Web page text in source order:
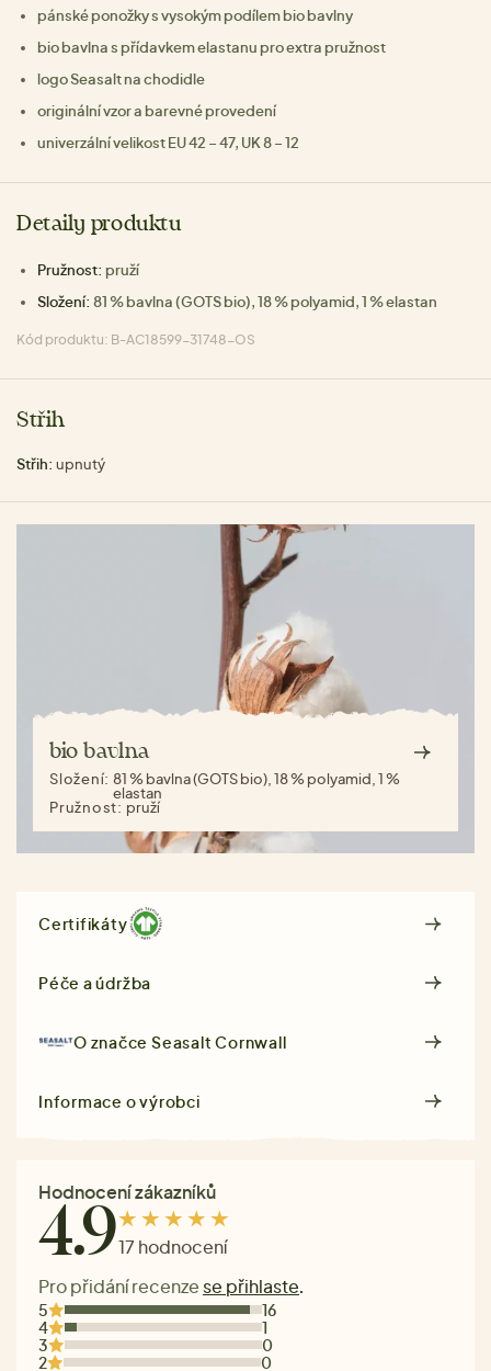
pánské ponožky s vysokým podílem bio bavlny
bio bavlna s přídavkem elastanu pro extra pružnost
logo Seasalt na chodidle
originální vzor a barevné provedení
univerzální velikost EU 42 – 47, UK 8 – 12
Detaily produktu
Pružnost: pruží
Složení: 81 % bavlna (GOTS bio), 18 % polyamid, 1 % elastan
Kód produktu: B-AC18599-31748-OS
Střih
Střih: upnutý
bio bavlna
Složení:81 % bavlna (GOTS bio), 18 % polyamid, 1 %
elastan
Pružnost: pruží
Certifikáty
Péče a údržba
O značceSeasalt Cornwall
Informace o výrobci
Hodnocení zákazníků
4.917 hodnocení
Pro přidání recenze se přihlaste.
5
16
4
1
3
0
2
0